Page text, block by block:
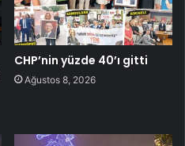
CHP’nin yüzde 40’ı gitti
Ağustos 8, 2026